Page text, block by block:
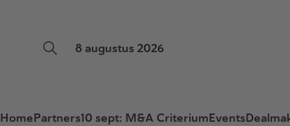
8 augustus 2026
HomePartners10 sept: M&A CriteriumEvents